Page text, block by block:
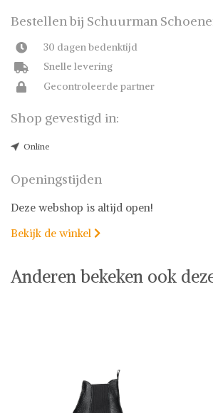
Bestellen bij Schuurman
30 dagen bedenktijd
Snelle levering
Gecontroleerde partner
Shop gevestigd in:
Online
Openingstijden
Deze webshop is altijd open!
Bekijk de winkel 
Anderen bekeken ook